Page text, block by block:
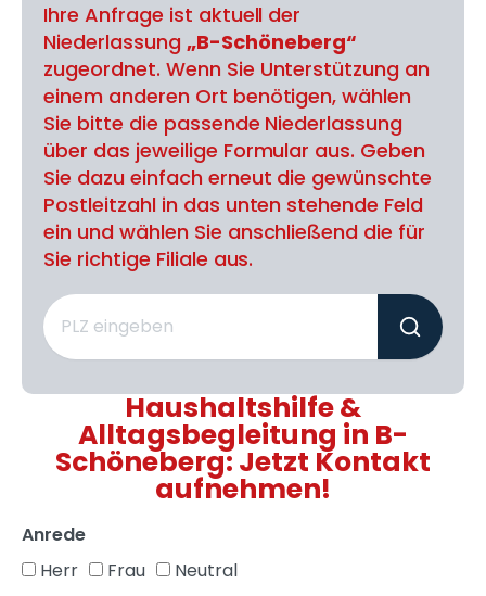
Ihre Anfrage ist aktuell der
Niederlassung „B-Schöneberg“
zugeordnet. Wenn Sie Unterstützung an
einem anderen Ort benötigen, wählen
Sie bitte die passende Niederlassung
über das jeweilige Formular aus. Geben
Sie dazu einfach erneut die gewünschte
Postleitzahl in das unten stehende Feld
ein und wählen Sie anschließend die für
Sie richtige Filiale aus.
Haushaltshilfe &
Alltagsbegleitung in B-
Schöneberg: Jetzt Kontakt
aufnehmen!
Anrede
Herr
Frau
Neutral